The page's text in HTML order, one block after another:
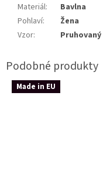
Materiál:
Bavlna
Pohlaví:
Žena
Vzor: Pruhovaný
Made in EU